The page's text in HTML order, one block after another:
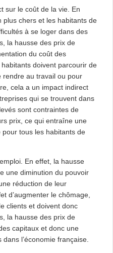
sur le coût de la vie. En
plus chers et les habitants de
à se loger dans des
la hausse des prix de
du coût des
doivent parcourir de
rendre au travail ou pour
cela a un impact indirect
qui se trouvent dans
sont contraintes de
prix, ce qui entraîne une
tous les habitants de
En effet, la hausse
une diminution du pouvoir
réduction de leur
d’augmenter le chômage,
clients et doivent donc
la hausse des prix de
capitaux et donc une
l’économie française.